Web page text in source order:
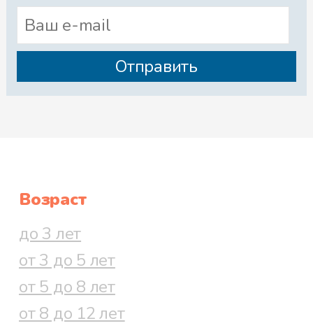
Возраст
до 3 лет
от 3 до 5 лет
от 5 до 8 лет
от 8 до 12 лет